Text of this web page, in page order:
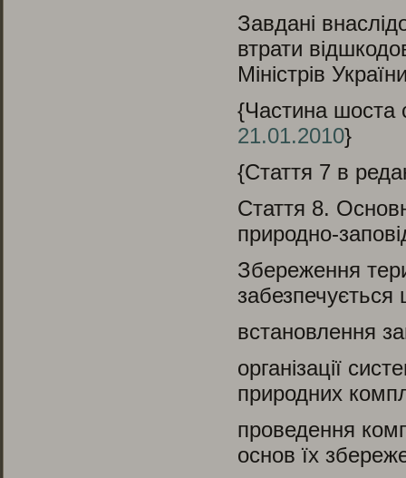
Завдані
втрати
Міністрів
{Частина шоста
21.01.2010}
{Стаття 7 в
Стаття 8.
природно-
Збереження
встановлення
організації
природних
проведення
основ їх